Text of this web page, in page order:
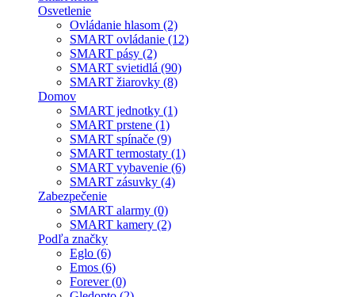
Osvetlenie
Ovládanie hlasom (2)
SMART ovládanie (12)
SMART pásy (2)
SMART svietidlá (90)
SMART žiarovky (8)
Domov
SMART jednotky (1)
SMART prstene (1)
SMART spínače (9)
SMART termostaty (1)
SMART vybavenie (6)
SMART zásuvky (4)
Zabezpečenie
SMART alarmy (0)
SMART kamery (2)
Podľa značky
Eglo (6)
Emos (6)
Forever (0)